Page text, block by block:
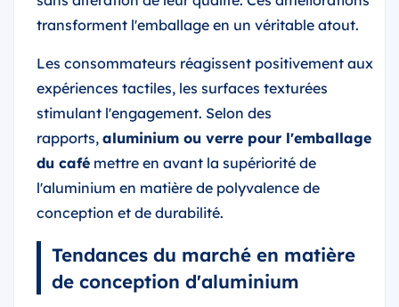
transforment l'emballage en un véritable atout.
Les consommateurs réagissent positivement aux
expériences tactiles, les surfaces texturées
stimulant l'engagement. Selon des
rapports, aluminium ou verre pour l'emballage
du café mettre en avant la supériorité de
l'aluminium en matière de polyvalence de
conception et de durabilité.
Tendances du marché en matière
de conception d'aluminium